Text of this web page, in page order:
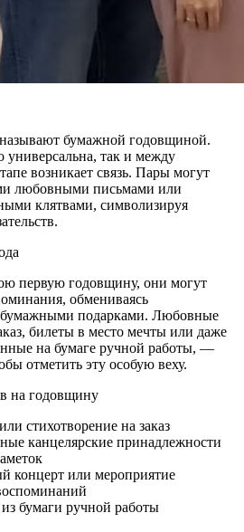
бумажной годовщиной.
универсальна, так и между
возникает связь. Пары могут
любовными письмами или
клятвами, символизируя
первую годовщину, они могут
обмениваясь
подарками. Любовные
билеты в место мечты или даже
на бумаге ручной работы, —
отметить эту особую веху.
на годовщину
стихотворение на заказ
канцелярские принадлежности
концерт или мероприятие
бумаги ручной работы